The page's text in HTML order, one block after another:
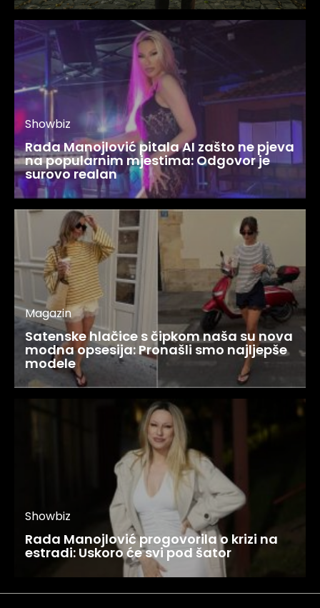
Showbiz
Rada Manojlović pitala AI zašto ne pjeva
na popularnim mjestima: Odgovor je
surovo realan
Magazin
Satenske hlačice s čipkom naša su nova
modna opsesija: Pronašli smo najljepše
modele
Showbiz
Rada Manojlović progovorila o krizi na
estradi: Uskoro će svi pod šator